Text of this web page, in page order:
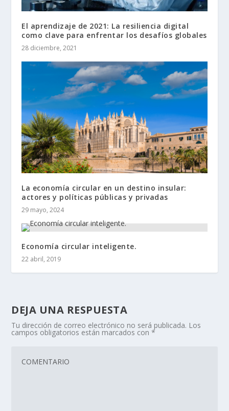
El aprendizaje de 2021: La resiliencia digital
como clave para enfrentar los desafíos globales
28 diciembre, 2021
La economía circular en un destino insular:
actores y políticas públicas y privadas
29 mayo, 2024
Economía circular inteligente.
22 abril, 2019
DEJA UNA RESPUESTA
Tu dirección de correo electrónico no será publicada. Los
campos obligatorios están marcados con*